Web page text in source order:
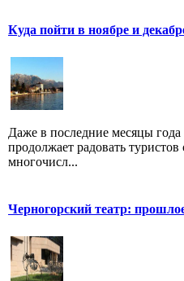
Куда пойти в ноябре и
Даже в последние месяцы
продолжает радовать
многочисл...
Черногорский театр: